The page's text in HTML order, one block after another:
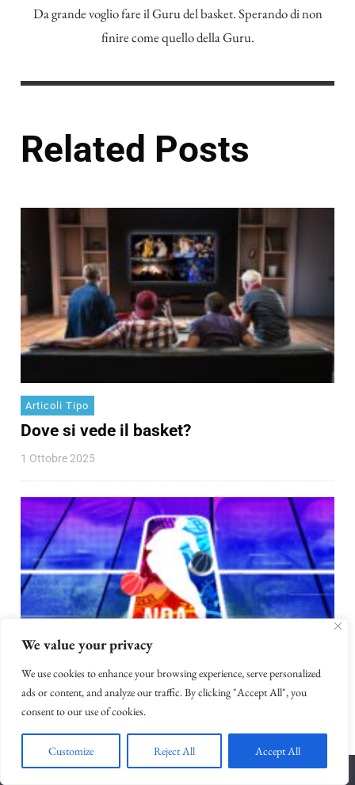
We value your privacy
We use cookies to enhance your browsing experience, serve personalized
ads or content, and analyze our traffic. By clicking "Accept All", you
consent to our use of cookies.
Customize Reject All Accept All
Da grande voglio fare il Guru del basket. Sperando di non
finire come quello della Guru.
Related Posts
Articoli Tipo
Dove si vede il basket?
1 Ottobre 2025
Articoli Tipo
Guida alla stagione NBA 2023/2024
23 Ottobre 2023